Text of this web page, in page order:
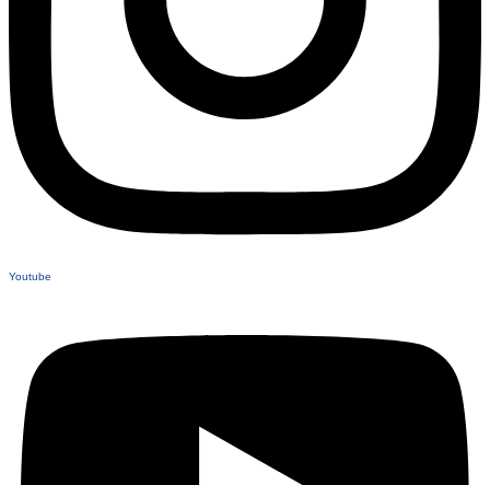
Youtube